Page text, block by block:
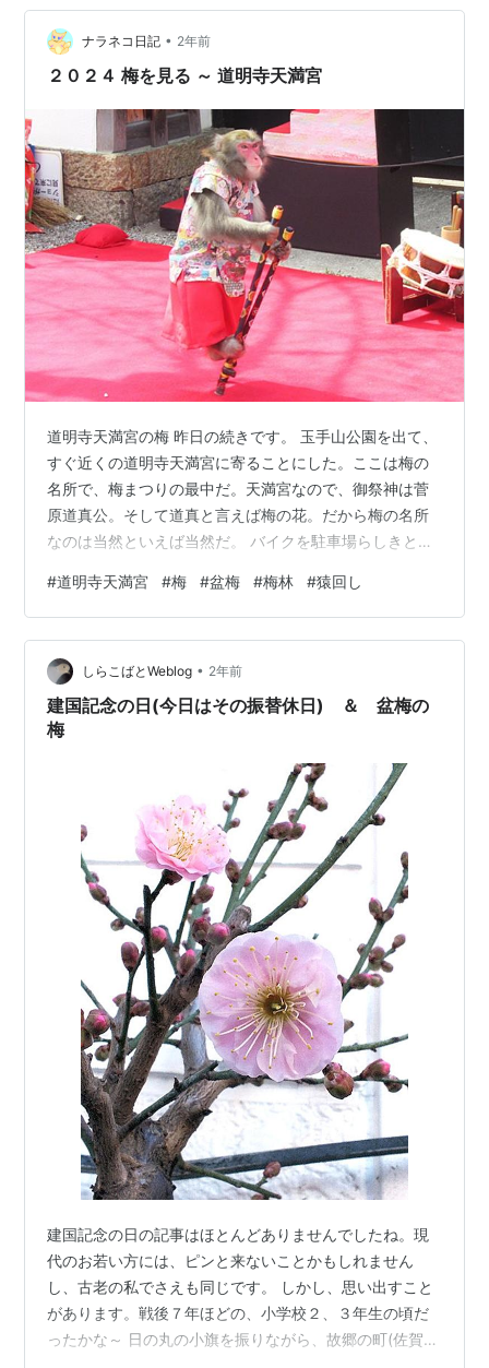
「盆梅展」を見せてもらうことがかなうのではないかと
車いす利用者2名でJRびわ湖線の電車で北上しました。
増設された建物の正式な名称は「梅の…
ナラネコ日記 • 2年前
２０２４ 梅を見る ～ 道明寺天満宮
道明寺天満宮の梅 昨日の続きです。 玉手山公園を出て、
すぐ近くの道明寺天満宮に寄ることにした。ここは梅の
名所で、梅まつりの最中だ。天満宮なので、御祭神は菅
原道真公。そして道真と言えば梅の花。だから梅の名所
なのは当然といえば当然だ。 バイクを駐車場らしきとこ
く、天満宮の横にある道明寺だった。せっかくなので道
明寺にもお参りしていくことにした。 道明寺の山門 道明
寺の山門の手前にも梅の花がきれいに咲いている。見る
と、同じ木の幹から白い花と淡紅色の花が出ている。下
の写真で分かるだろうか。こんな咲き方をする木もある
のかと思った。 紅白の梅 道明寺のすぐ近…
#道明寺天満宮 #梅 #盆梅 #梅林 #猿回し
しらこばとWeblog • 2年前
建国記念の日(今日はその振替休日) ＆ 盆梅の
梅
建国記念の日の記事はほとんどありませんでしたね。現
代のお若い方には、ピンと来ないことかもしれません
し、古老の私でさえも同じです。 しかし、思い出すこと
があります。戦後７年ほどの、小学校２、３年生の頃だ
ったかな～ 日の丸の小旗を振りながら、故郷の町(佐賀・